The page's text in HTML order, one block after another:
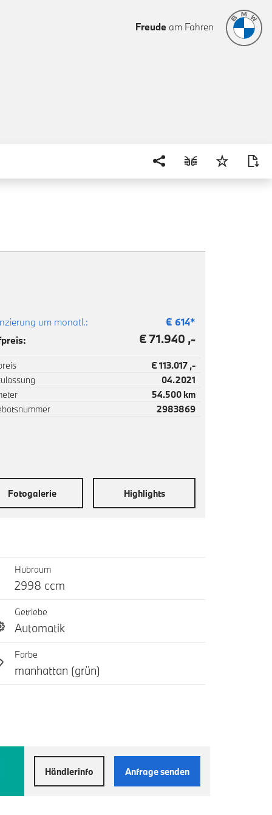
Freude am Fahren
um monatl.: € 614*
€ 71.940 ,-
€ 113.017 ,-
04.2021
54.500 km
2983869
Fotogalerie Highlights
Hubraum
2998 ccm
Getriebe
Automatik
Farbe
manhattan (grün)
Händlerinfo Anfrage senden